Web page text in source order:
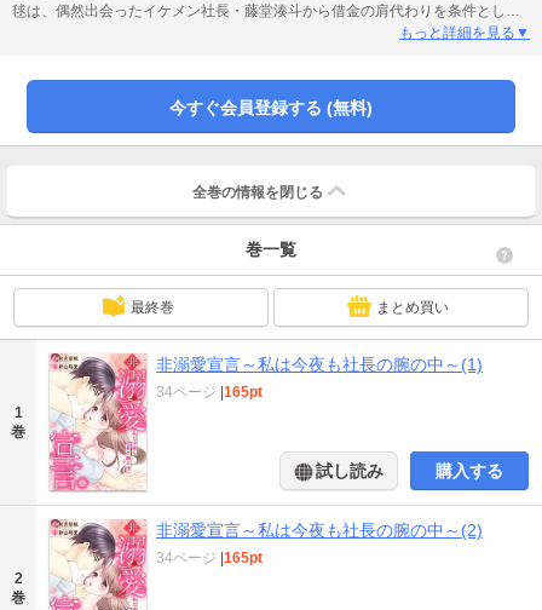
毬は、偶然出会ったイケメン社長・藤堂湊斗から借金の肩代わりを条件とし
て、彼との“添い寝”を提案される！ しかし彼からは「君を愛する余地は一ミリ
う思えば思うほどに彼を意識せずにはいられなくて――…！？ 本作品は小説投
稿サイト「エブリスタ」で掲載している「非・溺愛宣言～なのに今夜も腕の中
もっと詳細を見る▼
今すぐ会員登録する (無料)
全巻の情報を 閉じる
巻一覧
最終巻 まとめ買い
1
巻
非溺愛宣言～私は今夜も社長の腕の中～(1)
34ページ |165pt
試し読み 購入する
2
巻
非溺愛宣言～私は今夜も社長の腕の中～(2)
34ページ |165pt